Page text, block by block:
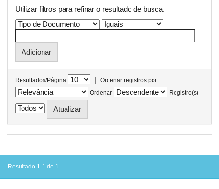
Utilizar filtros para refinar o resultado de busca.
Resultados/Página |
Ordenar registros por
Ordenar
Registro(s)
Resultado 1-1 de 1.